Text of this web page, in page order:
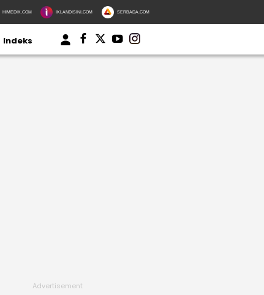
HIMEDIK.COM IKLANDISINI.COM SERBADA.COM
Indeks